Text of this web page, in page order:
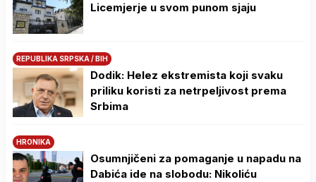
Licemjerje u svom punom sjaju
REPUBLIKA SRPSKA / BIH
Dodik: Helez ekstremista koji svaku
priliku koristi za netrpeljivost prema
Srbima
HRONIKA
Osumnjičeni za pomaganje u napadu na
Dabića ide na slobodu: Nikoliću